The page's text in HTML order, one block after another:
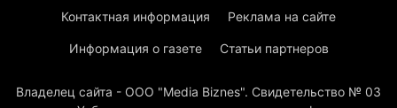
Контактная информация Реклама на сайте
Информация о газете Статьи партнеров
Владелец сайта - ООО "Media Biznes". Свидетельство № 03